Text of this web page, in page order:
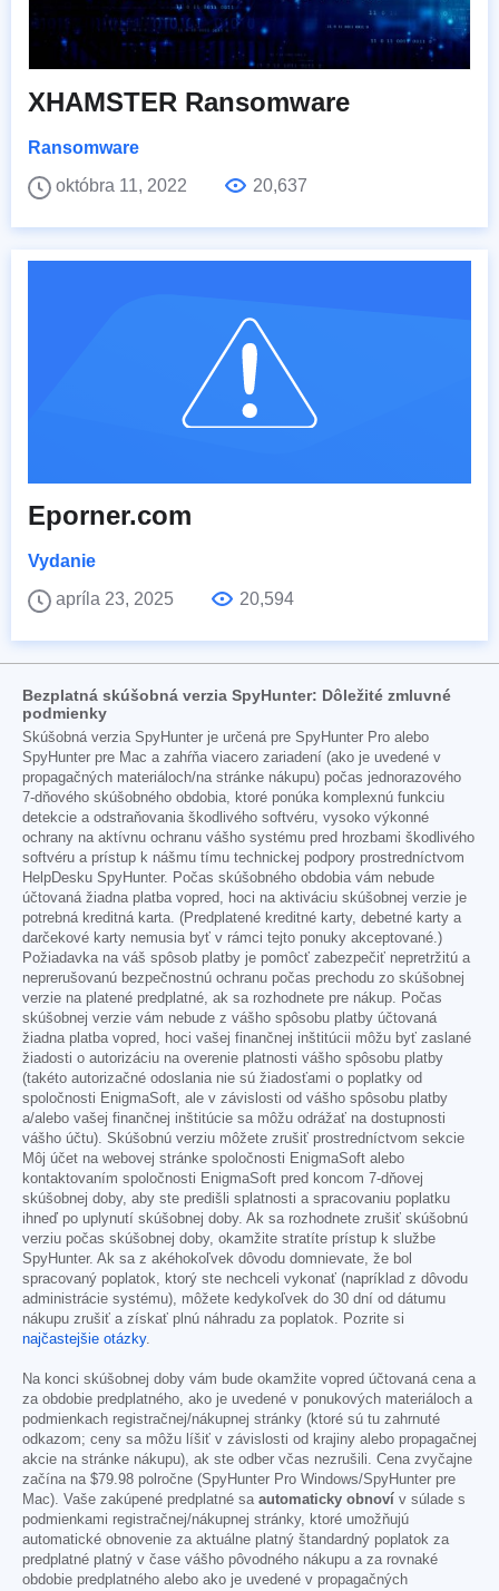
XHAMSTER Ransomware
Ransomware
októbra 11, 2022
20,637
Eporner.com
Vydanie
apríla 23, 2025
20,594
Bezplatná skúšobná verzia SpyHunter: Dôležité zmluvné
podmienky
Skúšobná verzia SpyHunter je určená pre SpyHunter Pro alebo
SpyHunter pre Mac a zahŕňa viacero zariadení (ako je uvedené v
propagačných materiáloch/na stránke nákupu) počas jednorazového
7-dňového skúšobného obdobia, ktoré ponúka komplexnú funkciu
detekcie a odstraňovania škodlivého softvéru, vysoko výkonné
ochrany na aktívnu ochranu vášho systému pred hrozbami škodlivého
softvéru a prístup k nášmu tímu technickej podpory prostredníctvom
HelpDesku SpyHunter. Počas skúšobného obdobia vám nebude
účtovaná žiadna platba vopred, hoci na aktiváciu skúšobnej verzie je
potrebná kreditná karta. (Predplatené kreditné karty, debetné karty a
darčekové karty nemusia byť v rámci tejto ponuky akceptované.)
Požiadavka na váš spôsob platby je pomôcť zabezpečiť nepretržitú a
neprerušovanú bezpečnostnú ochranu počas prechodu zo skúšobnej
verzie na platené predplatné, ak sa rozhodnete pre nákup. Počas
skúšobnej verzie vám nebude z vášho spôsobu platby účtovaná
žiadna platba vopred, hoci vašej finančnej inštitúcii môžu byť zaslané
žiadosti o autorizáciu na overenie platnosti vášho spôsobu platby
(takéto autorizačné odoslania nie sú žiadosťami o poplatky od
spoločnosti EnigmaSoft, ale v závislosti od vášho spôsobu platby
a/alebo vašej finančnej inštitúcie sa môžu odrážať na dostupnosti
vášho účtu). Skúšobnú verziu môžete zrušiť prostredníctvom sekcie
Môj účet na webovej stránke spoločnosti EnigmaSoft alebo
kontaktovaním spoločnosti EnigmaSoft pred koncom 7-dňovej
skúšobnej doby, aby ste predišli splatnosti a spracovaniu poplatku
ihneď po uplynutí skúšobnej doby. Ak sa rozhodnete zrušiť skúšobnú
verziu počas skúšobnej doby, okamžite stratíte prístup k službe
SpyHunter. Ak sa z akéhokoľvek dôvodu domnievate, že bol
spracovaný poplatok, ktorý ste nechceli vykonať (napríklad z dôvodu
administrácie systému), môžete kedykoľvek do 30 dní od dátumu
nákupu zrušiť a získať plnú náhradu za poplatok. Pozrite si
najčastejšie otázky.
Na konci skúšobnej doby vám bude okamžite vopred účtovaná cena a
za obdobie predplatného, ako je uvedené v ponukových materiáloch a
podmienkach registračnej/nákupnej stránky (ktoré sú tu zahrnuté
odkazom; ceny sa môžu líšiť v závislosti od krajiny alebo propagačnej
akcie na stránke nákupu), ak ste odber včas nezrušili. Cena zvyčajne
začína na $79.98 polročne (SpyHunter Pro Windows/SpyHunter pre
Mac). Vaše zakúpené predplatné sa automaticky obnoví v súlade s
podmienkami registračnej/nákupnej stránky, ktoré umožňujú
automatické obnovenie za aktuálne platný štandardný poplatok za
predplatné platný v čase vášho pôvodného nákupu a za rovnaké
obdobie predplatného alebo ako je uvedené v propagačných